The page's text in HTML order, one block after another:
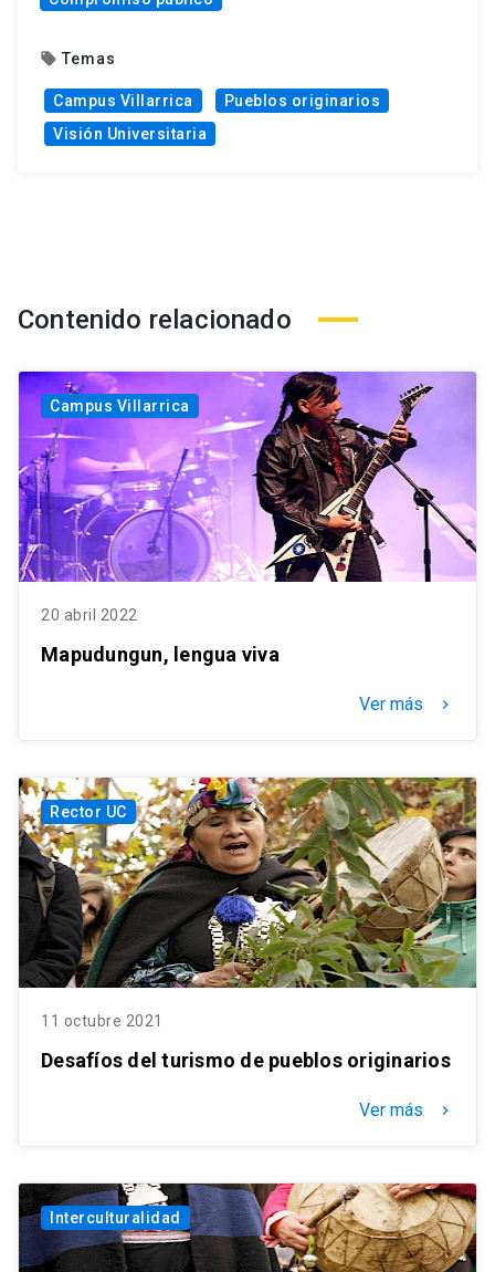
local_offer Temas
Campus Villarrica
Pueblos originarios
Visión Universitaria
Contenido relacionado
Campus Villarrica
20 abril 2022
Mapudungun, lengua viva
Ver más keyboard_arrow_right
Rector UC
11 octubre 2021
Desafíos del turismo de pueblos originarios
Ver más keyboard_arrow_right
Interculturalidad